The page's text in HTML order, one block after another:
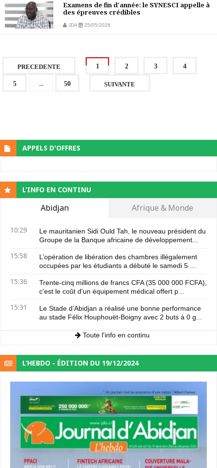
Examens de fin d'année: le SYNESCI appelle à
des épreuves crédibles
JDA 25/05/2026
PRECEDENTE 1 2 3 4
5 ... 50 SUIVANTE
APPELS D'OFFRES
L’INFO EN CONTINU
Abidjan Afrique & Monde
10:29
Le mauritanien Sidi Ould Tah, le nouveau président du
Groupe de la Banque africaine de développement...
15:58
L’opération de libération des chambres illégalement
occupées par les étudiants a débuté le samedi 5 ...
15:36
Trente-cinq millions de francs CFA (35 000 000 FCFA),
c'est le coût d'un équipement médical offert p...
15:31
Le Stade d’Abidjan a réalisé une bonne performance
au stade Félix Houphouët-Boigny avec 2 buts à 0 g...
Toute l'info en continu
L’HEBDO - ÉDITION DU 19/12/2024